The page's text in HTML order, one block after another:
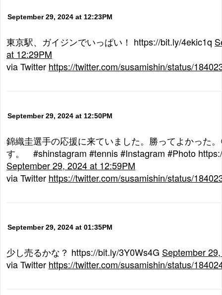
September 29, 2024 at 12:23PM
東京駅、ガイジンでいっぱい！ https://bit.ly/4ekic1q
at 12:29PM
via Twitter https://twitter.com/susamishin/status/
September 29, 2024 at 12:50PM
錦織圭選手の応援に来ていました。勝ってよかった
す。 #shinstagram #tennis #Instagram #Photo
September 29, 2024 at 12:59PM
via Twitter https://twitter.com/susamishin/status/
September 29, 2024 at 01:35PM
少し売るかな？ https://bit.ly/3Y0Ws4G September
via Twitter https://twitter.com/susamishin/status/